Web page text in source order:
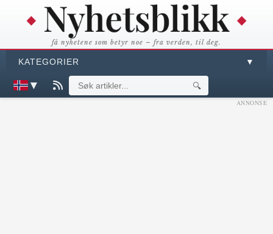
få nyhetene som betyr noe – fra verden, til deg.
KATEGORIER ▼
▼ 🔍
ANNONSE